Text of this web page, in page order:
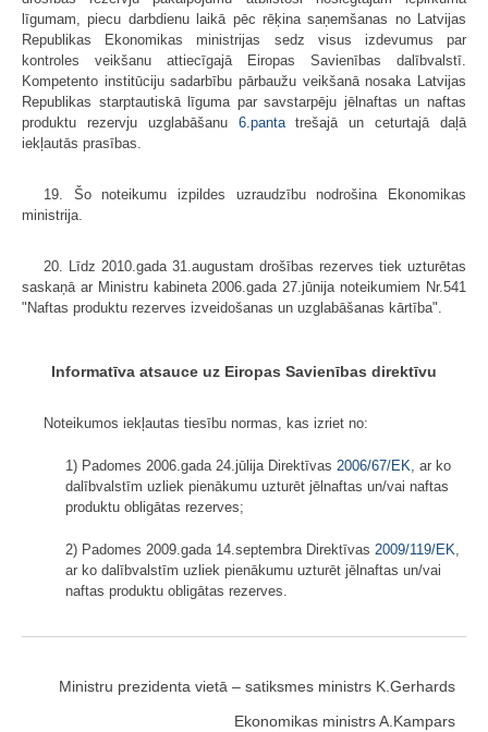
līgumam, piecu darbdienu laikā pēc rēķina saņemšanas no Latvijas
Republikas Ekonomikas ministrijas sedz visus izdevumus par
kontroles veikšanu attiecīgajā Eiropas Savienības dalībvalstī.
Kompetento institūciju sadarbību pārbaužu veikšanā nosaka Latvijas
Republikas starptautiskā līguma par savstarpēju jēlnaftas un naftas
produktu rezervju uzglabāšanu 6.pantatrešajā un ceturtajā daļā
iekļautās prasības.
19. Šo noteikumu izpildes uzraudzību nodrošina Ekonomikas
ministrija.
20. Līdz 2010.gada 31.augustam drošības rezerves tiek uzturētas
saskaņā ar Ministru kabineta 2006.gada 27.jūnija noteikumiem Nr.541
"Naftas produktu rezerves izveidošanas un uzglabāšanas kārtība".
Informatīva atsauce uz Eiropas Savienības direktīvu
Noteikumos iekļautas tiesību normas, kas izriet no:
1) Padomes 2006.gada 24.jūlija Direktīvas 2006/67/EK , ar ko
dalībvalstīm uzliek pienākumu uzturēt jēlnaftas un/vai naftas
produktu obligātas rezerves;
2) Padomes 2009.gada 14.septembra Direktīvas 2009/119/EK
ar ko dalībvalstīm uzliek pienākumu uzturēt jēlnaftas un/vai
naftas produktu obligātas rezerves.
Ministru prezidenta vietā – satiksmes ministrs K.Gerhards
Ekonomikas ministrs A.Kampars